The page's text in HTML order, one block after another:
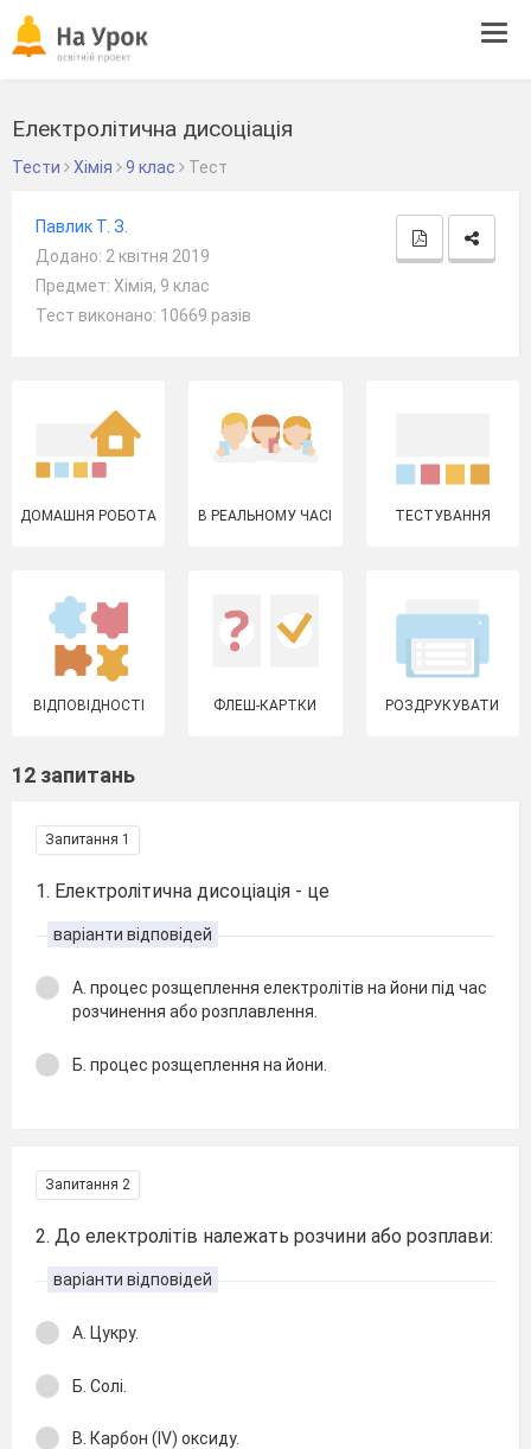
Електролітична дисоціація
Тести Хімія 9 клас Тест
Павлик Т. З.
Додано: 2 квітня 2019
Предмет: Хімія, 9 клас
Тест виконано: 10669 разів
ДОМАШНЯ РОБОТА В РЕАЛЬНОМУ ЧАСІ ТЕСТУВАННЯ
ВІДПОВІДНОСТІ ФЛЕШ-КАРТКИ РОЗДРУКУВАТИ
12 запитань
Запитання 1
1. Електролітична дисоціація - це
варіанти відповідей
А. процес розщеплення електролітів на йони під час
розчинення або розплавлення.
Б. процес розщеплення на йони.
Запитання 2
2. До електролітів належать розчини або розплави:
варіанти відповідей
А. Цукру.
Б. Солі.
В. Карбон (IV) оксиду.